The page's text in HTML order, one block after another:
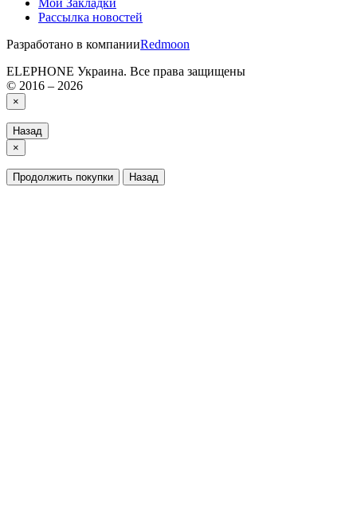
Мои Закладки
Рассылка новостей
Разработано в компанииRedmoon
ELEPHONE Украина. Все права защищены
© 2016 – 2026
×
Назад
×
Продолжить покупки Назад